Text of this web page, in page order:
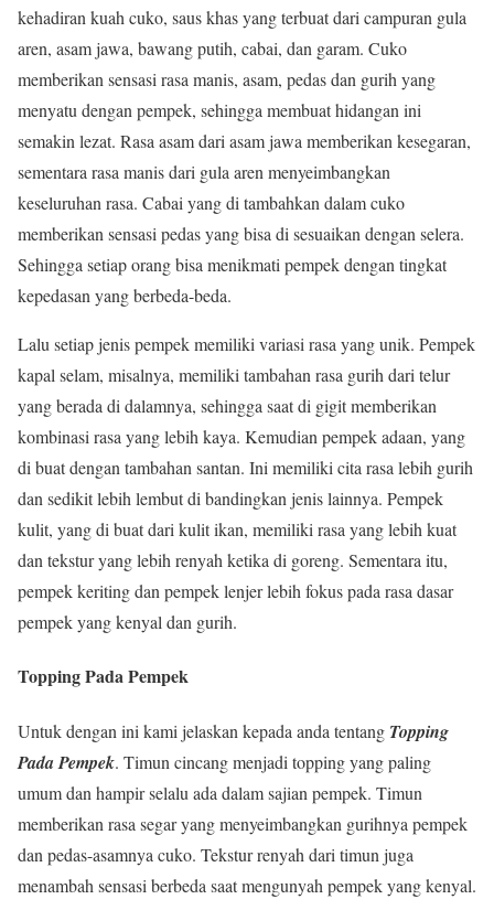
kehadiran kuah cuko, saus khas yang terbuat dari campuran gula
aren, asam jawa, bawang putih, cabai, dan garam. Cuko
memberikan sensasi rasa manis, asam, pedas dan gurih yang
menyatu dengan pempek, sehingga membuat hidangan ini
semakin lezat. Rasa asam dari asam jawa memberikan kesegaran,
sementara rasa manis dari gula aren menyeimbangkan
keseluruhan rasa. Cabai yang di tambahkan dalam cuko
memberikan sensasi pedas yang bisa di sesuaikan dengan selera.
Sehingga setiap orang bisa menikmati pempek dengan tingkat
kepedasan yang berbeda-beda.
Lalu setiap jenis pempek memiliki variasi rasa yang unik. Pempek
kapal selam, misalnya, memiliki tambahan rasa gurih dari telur
yang berada di dalamnya, sehingga saat di gigit memberikan
kombinasi rasa yang lebih kaya. Kemudian pempek adaan, yang
di buat dengan tambahan santan. Ini memiliki cita rasa lebih gurih
dan sedikit lebih lembut di bandingkan jenis lainnya. Pempek
kulit, yang di buat dari kulit ikan, memiliki rasa yang lebih kuat
dan tekstur yang lebih renyah ketika di goreng. Sementara itu,
pempek keriting dan pempek lenjer lebih fokus pada rasa dasar
pempek yang kenyal dan gurih.
Topping Pada Pempek
Untuk dengan ini kami jelaskan kepada anda tentang Topping
Pada Pempek. Timun cincang menjadi topping yang paling
umum dan hampir selalu ada dalam sajian pempek. Timun
memberikan rasa segar yang menyeimbangkan gurihnya pempek
dan pedas-asamnya cuko. Tekstur renyah dari timun juga
menambah sensasi berbeda saat mengunyah pempek yang kenyal.